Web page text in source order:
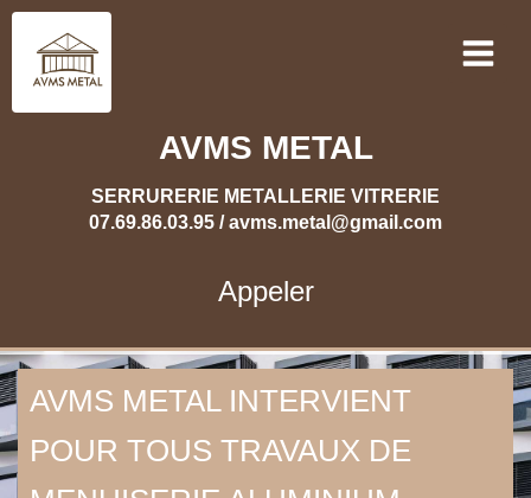
AVMS METAL
SERRURERIE METALLERIE VITRERIE
07.69.86.03.95 / avms.metal@gmail.com
Appeler
AVMS METAL INTERVIENT
POUR TOUS TRAVAUX DE